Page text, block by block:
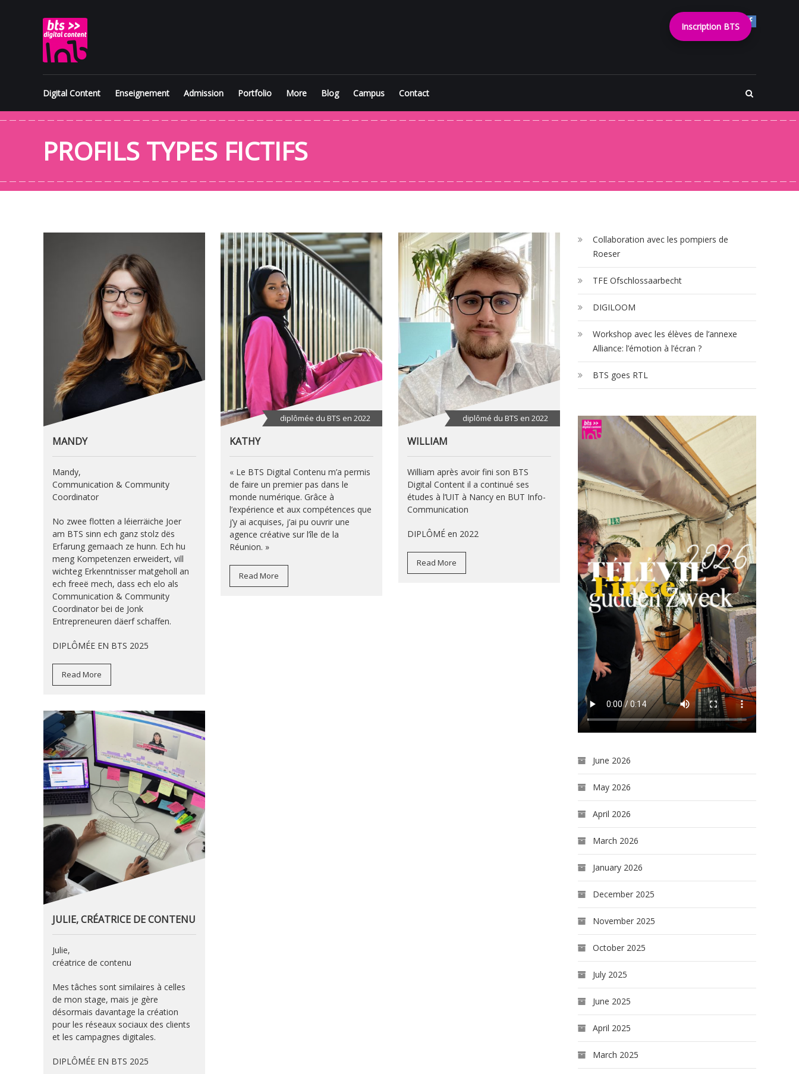
Digital Content Enseignement Admission Portfolio More Blog Campus Contact
PROFILS TYPES FICTIFS
MANDY
Mandy,
Communication & Community
Coordinator
No zwee flotten a léierräiche Joer
am BTS sinn ech ganz stolz dës
Erfarung gemaach ze hunn. Ech hu
meng Kompetenzen erweidert, vill
wichteg Erkenntnisser matgeholl an
ech freeë mech, dass ech elo als
Communication & Community
Coordinator bei de Jonk
Entrepreneuren däerf schaffen.
DIPLÔMÉE EN BTS 2025
Read More
diplômée du BTS en 2022
KATHY
« Le BTS Digital Contenu m’a permis
de faire un premier pas dans le
monde numérique. Grâce à
l’expérience et aux compétences que
j’y ai acquises, j’ai pu ouvrir une
agence créative sur l’île de la
Réunion. »
Read More
diplômé du BTS en 2022
WILLIAM
William après avoir fini son BTS
Digital Content il a continué ses
études à l’UIT à Nancy en BUT Info-
Communication
DIPLÔMÉ en 2022
Read More
JULIE, CRÉATRICE DE CONTENU
Julie,
créatrice de contenu
Mes tâches sont similaires à celles
de mon stage, mais je gère
désormais davantage la création
pour les réseaux sociaux des clients
et les campagnes digitales.
DIPLÔMÉE EN BTS 2025
Collaboration avec les pompiers de
Roeser
TFE Ofschlossaarbecht
DIGILOOM
Workshop avec les élèves de l’annexe
Alliance: l’émotion à l’écran ?
BTS goes RTL
June 2026
May 2026
April 2026
March 2026
January 2026
December 2025
November 2025
October 2025
July 2025
June 2025
April 2025
March 2025
Inscription BTS